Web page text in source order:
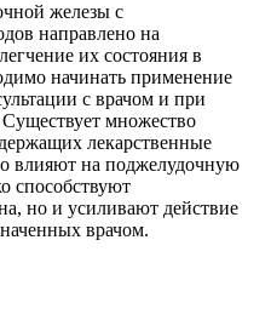
железы с
направлено на
их состояния в
начинать применение
с врачом и при
множество
лекарственные
влияют на поджелудочную
способствуют
но и усиливают действие
врачом.